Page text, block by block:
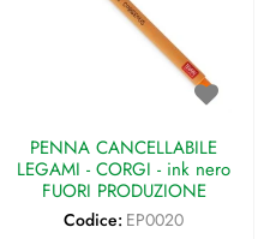
PENNA CANCELLABILE
LEGAMI - CORGI - ink nero
FUORI PRODUZIONE
Codice: EP0020